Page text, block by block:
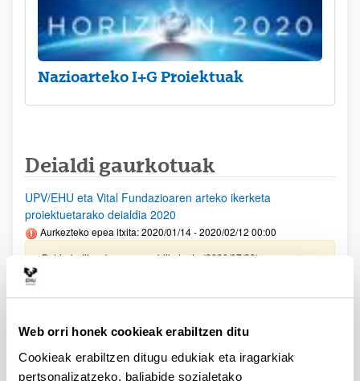
Web orri honek cookieak erabiltzen ditu
Cookieak erabiltzen ditugu edukiak eta iragarkiak
pertsonalizatzeko, baliabide sozialetako
Nazioarteko I+G Proiektuak
Deialdi gaurkotuak
UPV/EHU eta Vital Fundazioaren arteko ikerketa
proiektuetarako deialdia 2020
Aurkezteko epea itxita: 2020/01/14 - 2020/02/12 00:00
Behin-betiko ebazpena publikatu da (2020/07/29)
Aurreko deialdietan laguntzarik lortu ez duten
Aurkezteko epea itxita: 2020/06/01 - 2020/06/05 00:00
Ebazpena publikatu da (2020/06/17)